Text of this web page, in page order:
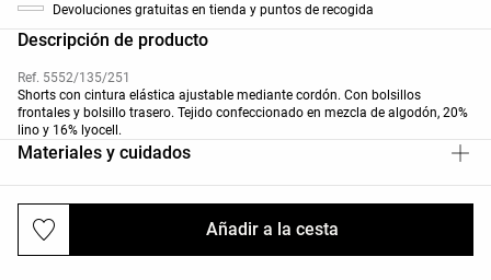
Añadir a la cesta
Devoluciones gratuitas en tienda y puntos de recogida
Descripción de producto
Ref. 5552/135/251
Shorts con cintura elástica ajustable mediante cordón. Con bolsillos
frontales y bolsillo trasero. Tejido confeccionado en mezcla de algodón, 20%
lino y 16% lyocell.
Materiales y cuidados
Envíos y devoluciones